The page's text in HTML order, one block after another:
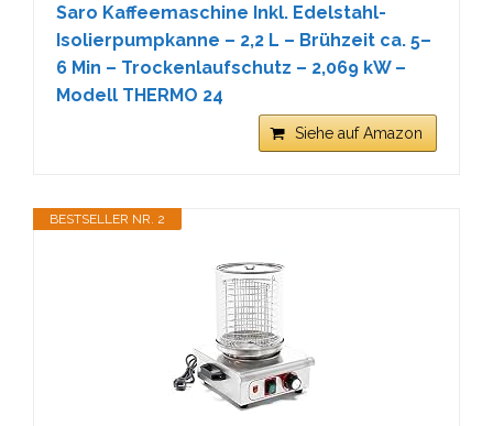
Saro Kaffeemaschine Inkl. Edelstahl-
Isolierpumpkanne – 2,2 L – Brühzeit ca. 5–
6 Min – Trockenlaufschutz – 2,069 kW –
Modell THERMO 24
Siehe auf Amazon
BESTSELLER NR. 2